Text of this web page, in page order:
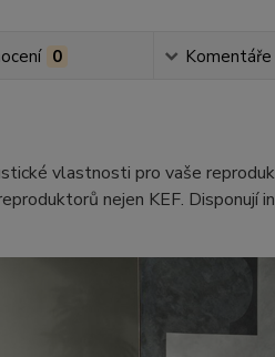
0 Komentáře
vlastnosti pro vaše
nejen KEF. Disponují